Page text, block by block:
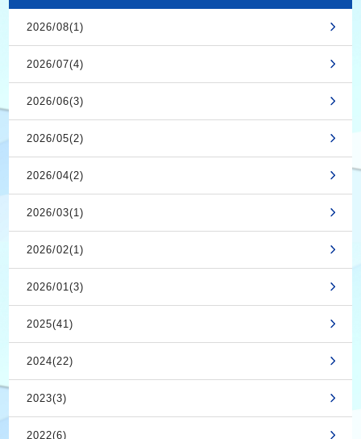
2026/08(1)
2026/07(4)
2026/06(3)
2026/05(2)
2026/04(2)
2026/03(1)
2026/02(1)
2026/01(3)
2025(41)
2024(22)
2023(3)
2022(6)